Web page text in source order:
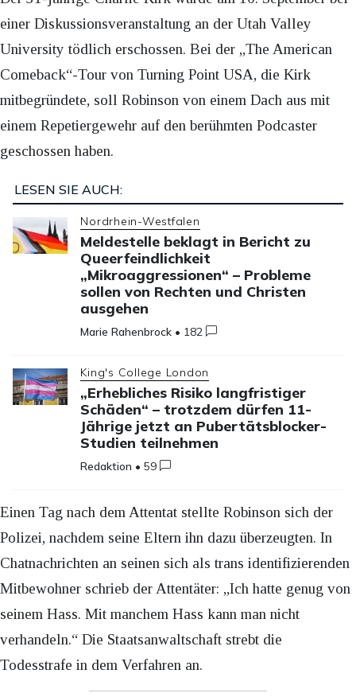
einer Diskussionsveranstaltung an der Utah Valley
University tödlich erschossen. Bei der „The American
Comeback“-Tour von Turning Point USA, die Kirk
mitbegründete, soll Robinson von einem Dach aus mit
einem Repetiergewehr auf den berühmten Podcaster
geschossen haben.
LESEN SIE AUCH:
Nordrhein-Westfalen
Meldestelle beklagt in Bericht zu
Queerfeindlichkeit
„Mikroaggressionen“ – Probleme
sollen von Rechten und Christen
ausgehen
Marie Rahenbrock • 182
King's College London
„Erhebliches Risiko langfristiger
Schäden“ – trotzdem dürfen 11-
Jährige jetzt an Pubertätsblocker-
Studien teilnehmen
Redaktion •59
Einen Tag nach dem Attentat stellte Robinson sich der
Polizei, nachdem seine Eltern ihn dazu überzeugten. In
Chatnachrichten an seinen sich als trans identifizierenden
Mitbewohner schrieb der Attentäter: „Ich hatte genug von
seinem Hass. Mit manchem Hass kann man nicht
verhandeln.“ Die Staatsanwaltschaft strebt die
Todesstrafe in dem Verfahren an.